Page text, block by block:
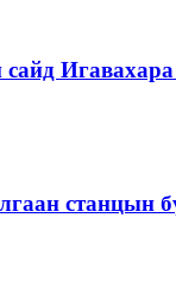
Игавахара
станцын